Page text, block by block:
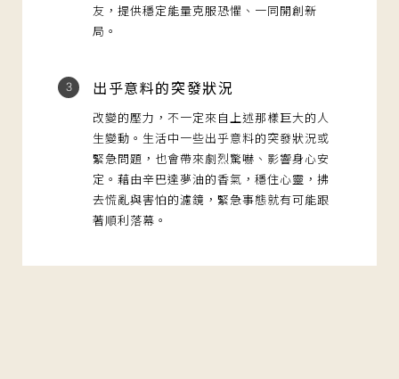
友，提供穩定能量克服恐懼、一同開創新
局。
3 出乎意料的突發狀況
改變的壓力，不一定來自上述那樣巨大的人
生變動。生活中一些出乎意料的突發狀況或
緊急問題，也會帶來劇烈驚嚇、影響身心安
定。藉由辛巴達夢油的香氣，穩住心靈，拂
去慌亂與害怕的濾鏡，緊急事態就有可能跟
著順利落幕。